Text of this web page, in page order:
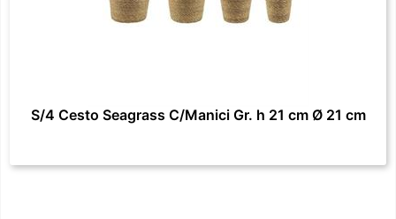
S/4 Cesto Seagrass C/Manici Gr. h 21 cm Ø 21 cm